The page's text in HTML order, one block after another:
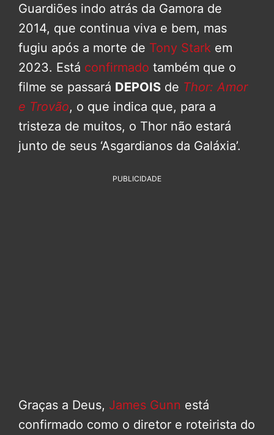
Guardiões indo atrás da Gamora de
2014, que continua viva e bem, mas
fugiu após a morte de Tony Stark em
2023. Está confirmado também que o
filme se passará DEPOIS de Thor: Amor
e Trovão, o que indica que, para a
tristeza de muitos, o Thor não estará
junto de seus ‘Asgardianos da Galáxia’.
PUBLICIDADE
Graças a Deus, James Gunn está
confirmado como o diretor e roteirista do